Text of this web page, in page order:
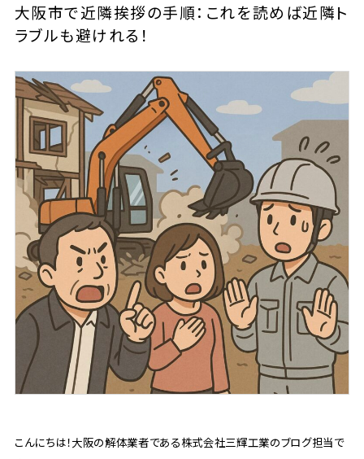
大阪市で近隣挨拶の手順：これを読めば近隣ト
ラブルも避けれる！
こんにちは！大阪の解体業者である株式会社三輝工業のブログ担当で